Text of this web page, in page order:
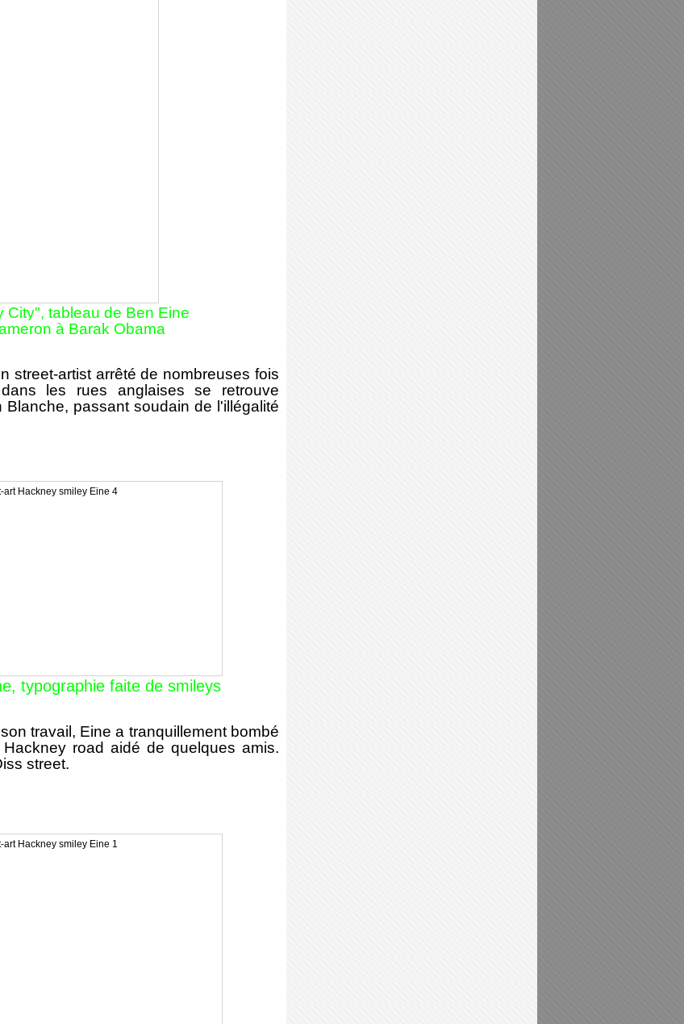
City", tableau de Ben Eine
à Barak Obama
street-artist arrêté de nombreuses fois
les rues anglaises se retrouve
passant soudain de l'illégalité
typographie faite de smileys
travail, Eine a tranquillement bombé
road aidé de quelques amis.
street.